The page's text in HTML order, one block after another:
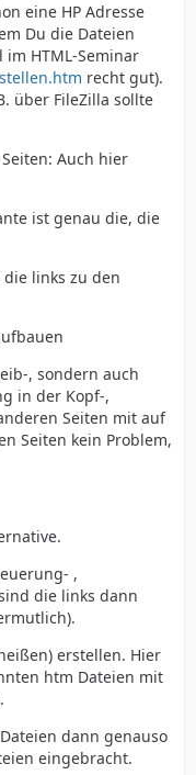
eine HP Adresse
Du die Dateien
HTML-Seminar
recht gut).
über FileZilla sollte
Auch hier
ist genau die, die
links zu den
, sondern auch
in der Kopf-,
Seiten mit auf
Seiten kein Problem,
,
die links dann
erstellen. Hier
htm Dateien mit
dann genauso
eingebracht.